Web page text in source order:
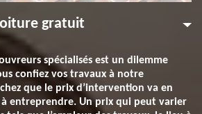
gratuit
spécialisés est un dilemme
confiez vos travaux à notre
que le prix d’intervention va en
entreprendre. Un prix qui peut varier